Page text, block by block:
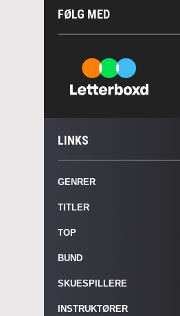
FØLG MED
LINKS
GENRER
TITLER
TOP
BUND
SKUESPILLERE
INSTRUKTØRER